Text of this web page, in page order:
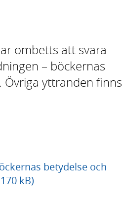
ombetts att svara
– böckernas
Övriga yttranden finns
betydelse och
kB)